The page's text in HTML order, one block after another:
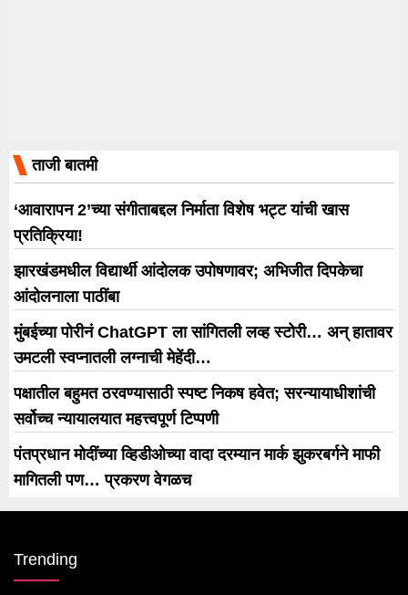
ताजी बातमी
‘आवारापन 2’च्या संगीताबद्दल निर्माता विशेष भट्ट यांची खास
प्रतिक्रिया!
झारखंडमधील विद्यार्थी आंदोलक उपोषणावर; अभिजीत दिपकेचा
आंदोलनाला पाठींबा
मुंबईच्या पोरीनं ChatGPT ला सांगितली लव्ह स्टोरी… अन् हातावर
उमटली स्वप्नातली लग्नाची मेहेंदी…
पक्षातील बहुमत ठरवण्यासाठी स्पष्ट निकष हवेत; सरन्यायाधीशांची
सर्वोच्च न्यायालयात महत्त्वपूर्ण टिप्पणी
पंतप्रधान मोदींच्या व्हिडीओच्या वादा दरम्यान मार्क झुकरबर्गने माफी
मागितली पण… प्रकरण वेगळच
Trending